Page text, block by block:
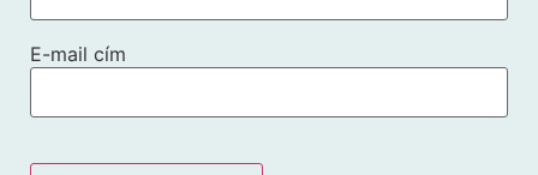
E-mail cím